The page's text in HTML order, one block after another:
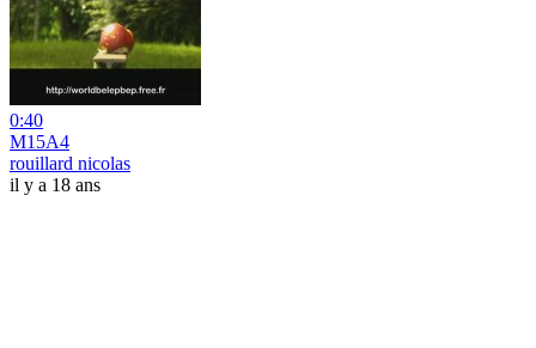
0:40
M15A4
rouillard nicolas
il y a 18 ans